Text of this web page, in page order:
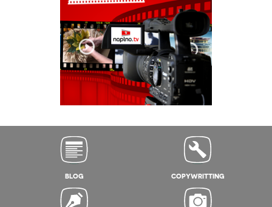
BLOG COPYWRITTING